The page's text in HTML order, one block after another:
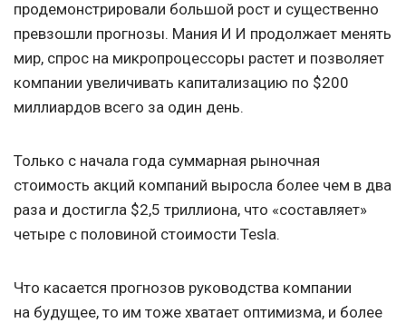
продемонстрировали большой рост и существенно
превзошли прогнозы. Мания И И продолжает менять
мир, спрос на микропроцессоры растет и позволяет
компании увеличивать капитализацию по $200
миллиардов всего за один день.
Только с начала года суммарная рыночная
стоимость акций компаний выросла более чем в два
раза и достигла $2,5 триллиона, что «составляет»
четыре с половиной стоимости Tesla.
Что касается прогнозов руководства компании
на будущее, то им тоже хватает оптимизма, и более